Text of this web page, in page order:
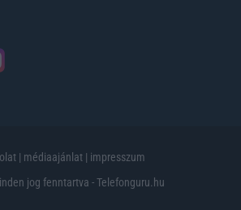
| médiaajánlat | impresszum
jog fenntartva - Telefonguru.hu